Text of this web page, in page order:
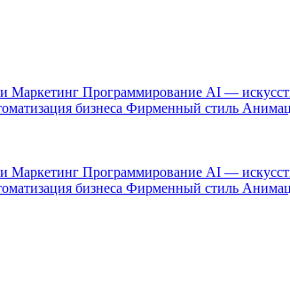
Маркетинг Программирование AI —
бизнеса Фирменный стиль
Маркетинг Программирование AI —
бизнеса Фирменный стиль